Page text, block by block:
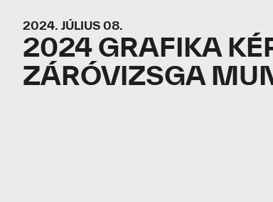
2024. JÚLIUS 08.
2024 GRAFIKA
ZÁRÓVIZSGA